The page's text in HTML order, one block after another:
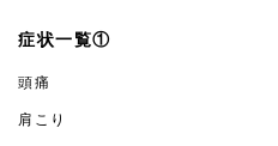
症状一覧①
頭痛
肩こり